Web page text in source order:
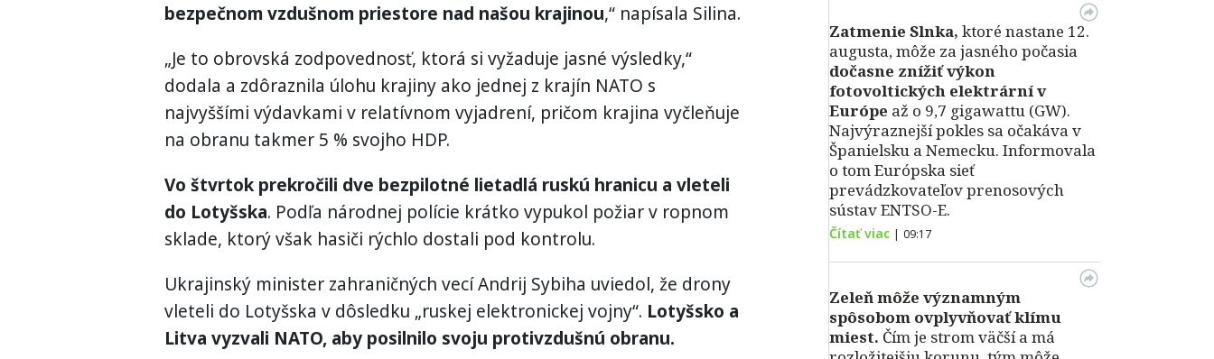
bezpečnom vzdušnom priestore nad našou krajinou,“ napísala Silina.
„Je to obrovská zodpovednosť, ktorá si vyžaduje jasné výsledky,“
dodala a zdôraznila úlohu krajiny ako jednej z krajín NATO s
najvyššími výdavkami v relatívnom vyjadrení, pričom krajina vyčleňuje
na obranu takmer 5 % svojho HDP.
Vo štvrtok prekročili dve bezpilotné lietadlá ruskú hranicu a vleteli
do Lotyšska. Podľa národnej polície krátko vypukol požiar v ropnom
sklade, ktorý však hasiči rýchlo dostali pod kontrolu.
Ukrajinský minister zahraničných vecí Andrij Sybiha uviedol, že drony
vleteli do Lotyšska v dôsledku „ruskej elektronickej vojny“. Lotyšsko a
Litva vyzvali NATO, aby posilnilo svoju protivzdušnú obranu.
Zatmenie Slnka, ktoré nastane 12.
augusta, môže za jasného počasia
dočasne znížiť výkon
fotovoltických elektrární v
Európe až o 9,7 gigawattu (GW).
Najvýraznejší pokles sa očakáva v
Španielsku a Nemecku. Informovala
o tom Európska sieť
prevádzkovateľov prenosových
sústav ENTSO-E.
Čítať viac | 09:17
Zeleň môže významným
spôsobom ovplyvňovať klímu
miest. Čím je strom väčší a má